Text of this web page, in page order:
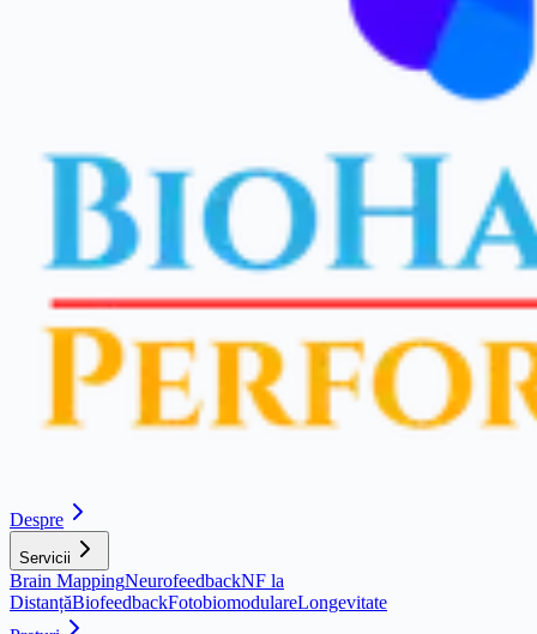
Despre
Servicii
Brain MappingNeurofeedbackNF la
DistanțăBiofeedbackFotobiomodulareLongevitate